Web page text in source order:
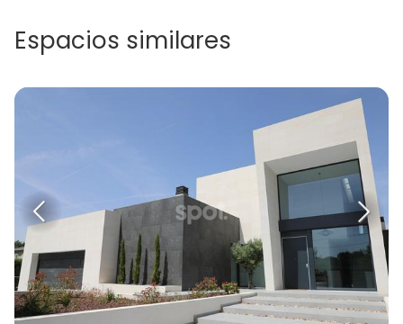
Espacios similares